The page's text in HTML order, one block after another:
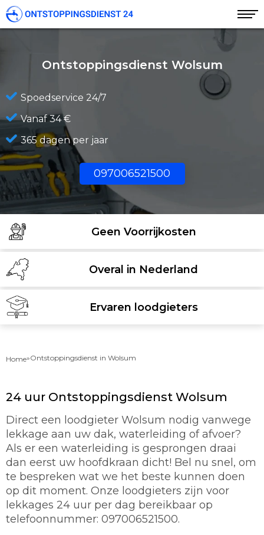
Ontstoppingsdienst Wolsum
Spoedservice 24/7
Vanaf 34 €
365 dagen per jaar
097006521500
Geen Voorrijkosten
Overal in Nederland
Ervaren loodgieters
Home»Ontstoppingsdienst in Wolsum
24 uur Ontstoppingsdienst Wolsum
Direct een loodgieter Wolsum nodig vanwege
lekkage aan uw dak, waterleiding of afvoer?
Als er een waterleiding is gesprongen draai
dan eerst uw hoofdkraan dicht! Bel nu snel, om
te bespreken wat we het beste kunnen doen
op dit moment. Onze loodgieters zijn voor
lekkages 24 uur per dag bereikbaar op
telefoonnummer: 097006521500.